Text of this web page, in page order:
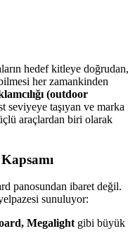
hedef kitleye doğrudan,
her zamankinden
(outdoor
seviyeye taşıyan ve marka
araçlardan biri olarak
panosundan ibaret değil.
sunuluyor:
Megalight gibi büyük